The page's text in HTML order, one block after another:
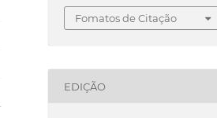
Fomatos de Citação
EDIÇÃO